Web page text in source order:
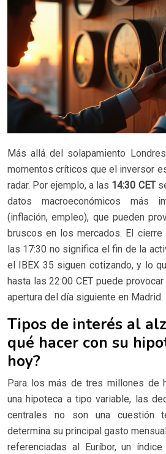
Más allá del solapamiento
momentos críticos que el inversor
radar. Por ejemplo, a las 14:30 CET
datos macroeconómicos más
(inflación, empleo), que pueden
bruscos en los mercados. El
las 17:30 no significa el fin de la
el IBEX 35 siguen cotizando, y lo
hasta las 22:00 CET puede
apertura del día siguiente en Madrid.
Tipos de interés al
qué hacer con su
hoy?
Para los más de tres millones de
una hipoteca a tipo variable, las
centrales no son una cuestión
determina su principal gasto
referenciadas al Euríbor, un